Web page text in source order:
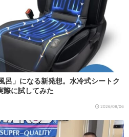
呂」になる新発想。水冷式シートク
際に試してみた
2026/08/06